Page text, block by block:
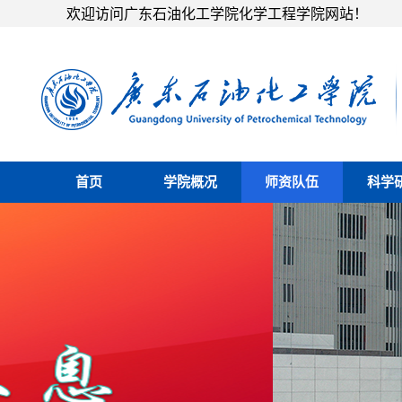
欢迎访问广东石油化工学院化学工程学院网站！
首页 学院概况 师资队伍 科学